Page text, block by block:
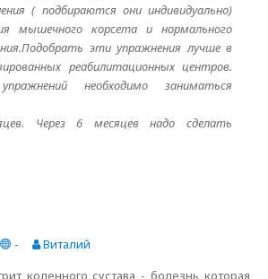
( подбираются они индивидуально)
мышечного корсета и нормального
эти упражнения лучше в
реабилитационных центров.
необходимо заниматься
Через 6 месяцев надо сделать
-
Виталий
коленного сустава - болезнь которая